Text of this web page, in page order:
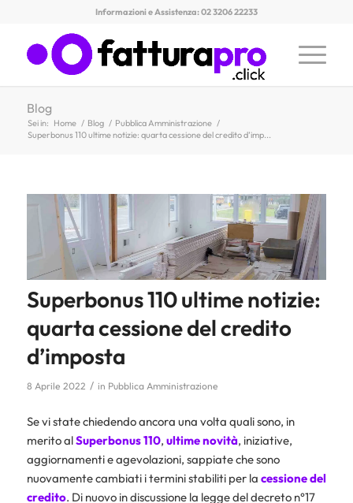
Informazioni e Assistenza: 02 3206 22233
Blog
Sei in: Home / Blog / Pubblica Amministrazione /
Superbonus 110 ultime notizie: quarta cessione del credito d’imp...
Superbonus 110 ultime notizie:
quarta cessione del credito
d’imposta
8 Aprile 2022 / in Pubblica Amministrazione
Se vi state chiedendo ancora una volta quali sono, in
merito alSuperbonus 110, ultime novità, iniziative,
aggiornamenti e agevolazioni, sappiate che sono
nuovamente cambiati i termini stabiliti per la cessione del
credito. Di nuovo in discussione la legge del decreto n°17